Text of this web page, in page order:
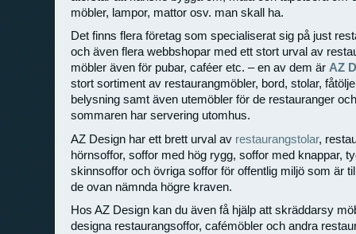
möbler, lampor, mattor osv. man skall ha.
Det finns flera företag som specialiserat sig på just
och även flera webbshopar med ett stort urval av
möbler även för pubar, caféer etc. – en av dem är AZ
stort sortiment av restaurangmöbler, bord, stolar,
belysning samt även utemöbler för de restauranger
sommaren har servering utomhus.
AZ Design har ett brett urval av restaurangstolar,
hörnsoffor, soffor med hög rygg, soffor med knappar,
skinnsoffor och övriga soffor för offentlig miljö som är
de ovan nämnda högre kraven.
Hos AZ Design kan du även få hjälp att skräddarsy
designa restaurangsoffor, cafémöbler och andra